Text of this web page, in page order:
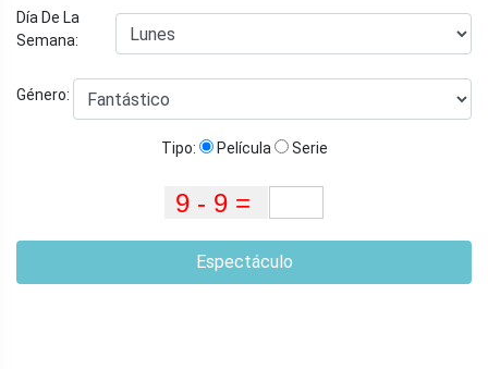
Día De La
Semana:
Género:
Tipo: Película Serie
Espectáculo